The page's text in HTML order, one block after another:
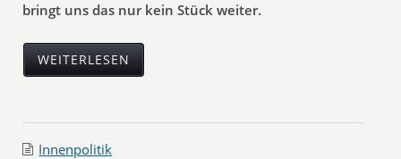
bringt uns das nur kein Stück weiter.
WEITERLESEN
Innenpolitik